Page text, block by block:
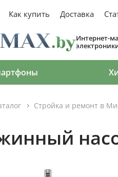
Как купить Доставка
Интернет-
Стройка и ремонт в